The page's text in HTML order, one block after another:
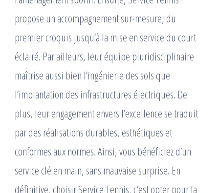
propose un accompagnement sur-mesure, du
premier croquis jusqu’à la mise en service du court
éclairé. Par ailleurs, leur équipe pluridisciplinaire
maîtrise aussi bien l’ingénierie des sols que
l’implantation des infrastructures électriques. De
plus, leur engagement envers l’excellence se traduit
par des réalisations durables, esthétiques et
conformes aux normes. Ainsi, vous bénéficiez d’un
service clé en main, sans mauvaise surprise. En
définitive, choisir Service Tennis, c’est opter pour la